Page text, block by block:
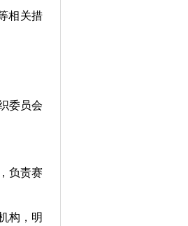
相关措
委员会
负责赛
构，明